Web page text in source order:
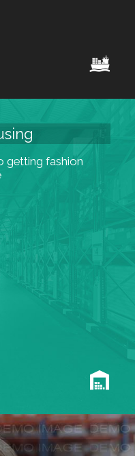
getting fashion